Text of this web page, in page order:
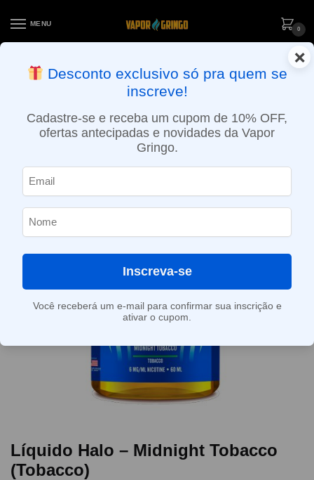
MENU
0
ENTREGA NO MESMO DIA EM SÃO PAULO (SEG A SEX): PEDIDOS
APROVADOS ATÉ 15:30 VIA MOTOBOY
Líquido Halo – Midnight Tobacco
(Tobacco)
×
Desconto exclusivo só pra quem se
inscreve!
Cadastre-se e receba um cupom de 10% OFF,
ofertas antecipadas e novidades da Vapor
Gringo.
Inscreva-se
Você receberá um e-mail para confirmar sua inscrição e
ativar o cupom.